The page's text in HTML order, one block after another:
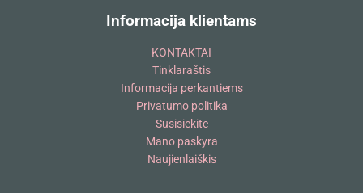
Informacija klientams
KONTAKTAI
Tinklaraštis
Informacija perkantiems
Privatumo politika
Susisiekite
Mano paskyra
Naujienlaiškis